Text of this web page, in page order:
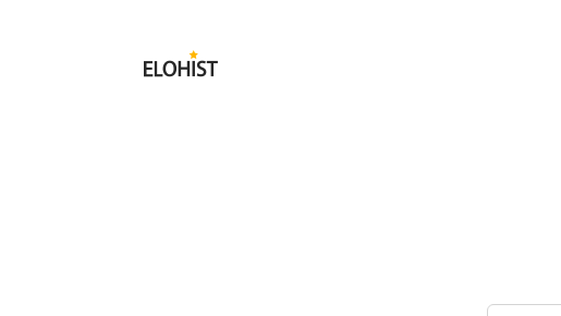
Elohist-
Home
Submit